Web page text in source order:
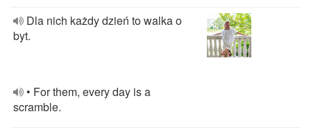
Dla nich każdy dzień to walka o
byt.
• For them, every day is a
scramble.